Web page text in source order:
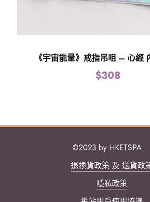
《宇宙能量》戒指吊咀 – 心經
$308
©2023 by HKETSPA.
退換貨政策 及 送貨政
隱私政策